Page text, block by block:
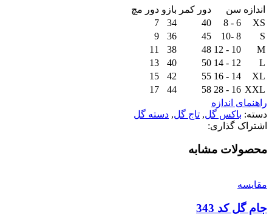
اندازه سن دور کمر بازو دور مچ
XS
6 - 8
40
34
7
S
8 -10
45
36
9
M
10 - 12
48
38
11
L
12 - 14
50
40
13
XL
14 - 16
55
42
15
XXL
16 - 28
58
44
17
راهنمای اندازه
دسته: باکس گل, تاج گل, دسته گل
اشتراک گذاری:
محصولات مشابه
مقايسه
جام گل کد 343